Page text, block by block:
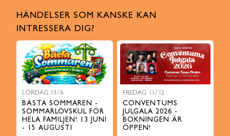
HÄNDELSER SOM KANSKE KAN
INTRESSERA DIG?
LÖRDAG 13/6
BÄSTA SOMMAREN -
SOMMARLOVSKUL FÖR
HELA FAMILJEN! 13 JUNI
- 15 AUGUSTI
FREDAG 11/12
CONVENTUMS
JULGALA 2026 -
BOKNINGEN ÄR
ÖPPEN!